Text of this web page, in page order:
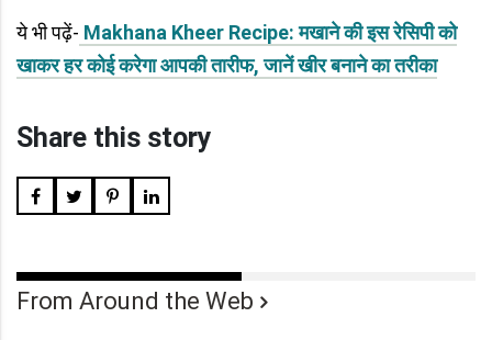
ये भी पढ़ें- Makhana Kheer Recipe: मखाने की इस रेसिपी को
खाकर हर कोई करेगा आपकी तारीफ, जानें खीर बनाने का तरीका
Share this story
From Around the Web